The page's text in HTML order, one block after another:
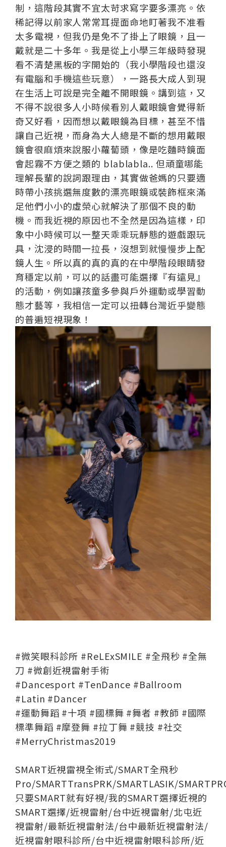
制，這階段其實不宜太苛求寫字要多漂亮。依
稀記得以前家人常常耳提面命地盯著我不准看
太多電視，但我仍是免不了掛上了眼鏡，且一
戴就是二十多年。我是從上小學三年級時發現
看不清楚黑板的字開始的（我小學階段也還沒
有電腦和手機這些玩意），一路長大成人到現
在生活上可說是完全離不開眼鏡。講到這，又
不得不說很多人小時候看別人戴眼鏡會覺得新
奇又好看，因而想以戴眼鏡為目標，甚至不惜
讓自己近視，而身為大人總是不斷的想用戴眼
鏡會很麻煩來說服小蘿蔔頭，像是吃麵時鏡面
會起霧不方便之類的 blablabla.. 但頑童哪能
理解長輩的說詞跟理由，其實做爸媽的只要適
時帶小孩挑選無度數的漂亮眼鏡或裝飾框來滿
足他們小小的虛榮心就解決了那個不良的動
機。而我近視的原因也不全然是因為這樣，印
象中小時候可以一整天乖乖玩靜態的遊戲跟玩
具，沈浸的時間一拉長，沒想到就慢慢步上配
鏡人生。所以真的真的真的在中學階段眼睛發
育穩定以前，可以的話盡可能選擇『有遠見』
的活動，例如讓孩童多參與戶外運動或學習動
態才藝等，我相信一定可以扭轉台灣近乎變態
的普遍短視現象！
#微笑眼科診所 #ReLExSMILE #全飛秒 #全無
刀 #微創近視雷射手術
#Dancesport #TenDance #Ballroom
#Latin #Dancer
#運動舞蹈 #十項 #國標舞 #舞者 #教師 #國際
標準舞蹈 #摩登舞 #拉丁舞 #競技 #社交
#MerryChristmas2019
SMART近視雷視全術式/SMART全飛秒
Pro/SMARTTransPRK/SMARTLASIK/
只要SMART就有好視/我的SMART選擇近視的
SMART選擇/近視雷射/台中近視雷射/北屯近
視雷射/最新近視雷射法/台中最新近視雷射法/
近視雷射眼科診所/台中近視雷射眼科診所/近